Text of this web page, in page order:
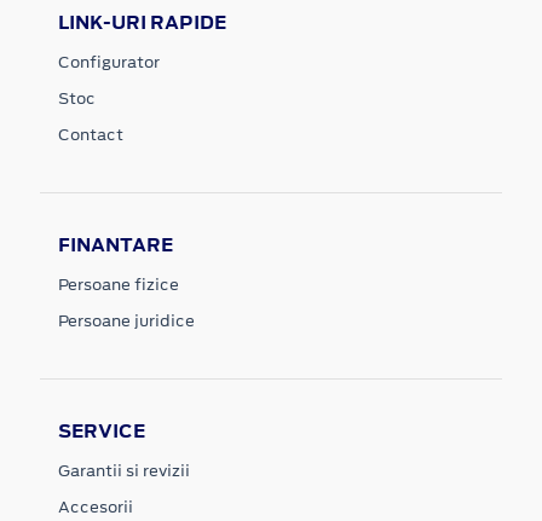
LINK-URI RAPIDE
Configurator
Stoc
Contact
FINANTARE
Persoane fizice
Persoane juridice
SERVICE
Garantii si revizii
Accesorii